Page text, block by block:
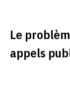
Le
appels